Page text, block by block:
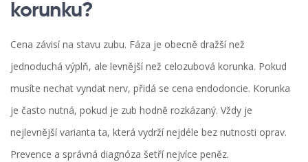
korunku?
Cena závisí na stavu zubu. Fáza je obecně dražší než
jednoduchá výplň, ale levnější než celozubová korunka. Pokud
musíte nechat vyndat nerv, přidá se cena endodoncie. Korunka
je často nutná, pokud je zub hodně rozkázaný. Vždy je
nejlevnější varianta ta, která vydrží nejdéle bez nutnosti oprav.
Prevence a správná diagnóza šetří nejvíce peněz.